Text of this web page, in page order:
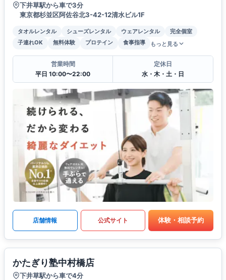
下井草駅から車で3分
東京都杉並区阿佐谷北3-42-12清水ビル1F
タオルレンタル シューズレンタル ウェアレンタル
完全個室
子連れOK
無料体験 プロテイン 食事指導 もっと見る
営業時間
平日 10:00〜22:00
定休日
水・木・土・日
店舗情報 公式サイト 体験・相談予約
かたぎり塾中村橋店
下井草駅から車で4分